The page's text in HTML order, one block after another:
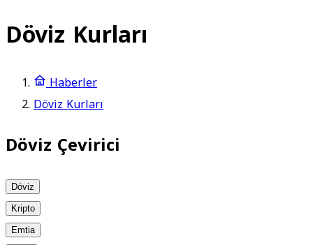
Döviz Kurları
Haberler
Döviz Kurları
Döviz Çevirici
Döviz
Kripto
Emtia